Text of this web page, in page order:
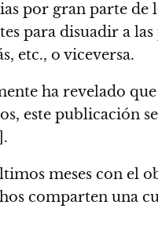
por gran parte de
para disuadir a
etc., o viceversa.
ha revelado
este publicación
].
meses con el
comparten una